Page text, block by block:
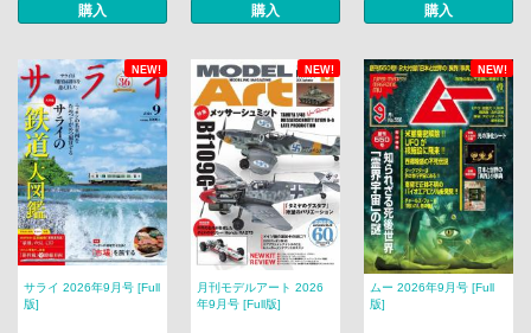
購入 購入 購入
NEW! NEW! NEW!
サライ 2026年9月号 [Full
版]
月刊モデルアート 2026
年9月号 [Full版]
ムー 2026年9月号 [Full
版]